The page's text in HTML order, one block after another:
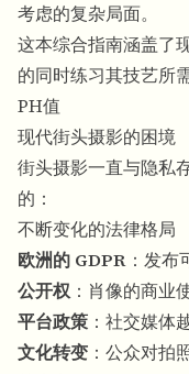
考虑的复杂局面。
这本综合指南涵盖了
的同时练习其技艺所
PH值
现代街头摄影的困境
街头摄影一直与隐私
的：
不断变化的法律格局
欧洲的 GDPR ：发
公开权 ：肖像的商业
平台政策 ：社交媒体
文化转变 ：公众对拍